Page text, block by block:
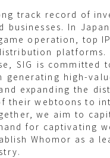
track record of
businesses. In
operation, top
platforms.
SIG is committed
generating high-
expanding the
their webtoons to
we aim to
for captivating
Whomor as a